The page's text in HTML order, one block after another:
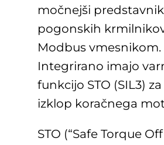
močnejši
pogonskih
Modbus vmesnikom.
Integrirano imajo
funkcijo STO (SIL3)
izklop koračnega
STO (“Safe Torque